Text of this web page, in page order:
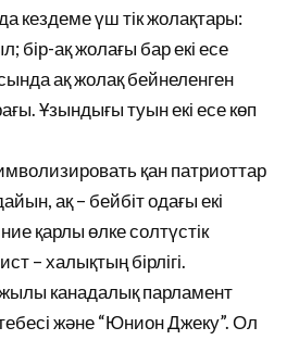
кездеме үш тік жолақтары:
бір-ақ жолағы бар екі есе
ақ жолақ бейнеленген
Ұзындығы туын екі есе көп
қан патриоттар
ақ – бейбіт одағы екі
қарлы өлке солтүстік
– халықтың бірлігі.
канадалық парламент
және “Юнион Джеку”. Ол